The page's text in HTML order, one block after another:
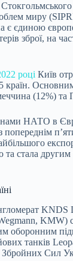
миру
є єдиною
зброї, на
році Київ
(12%) та
НАТО в
попереднім
та стала
KNDS
KMW)
оборонним
танків
Збройних Сил